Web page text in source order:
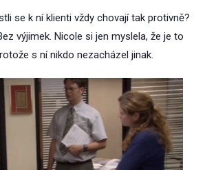
se k ní klienti vždy chovají tak protivně?
výjimek. Nicole si jen myslela, že je to
s ní nikdo nezacházel jinak.